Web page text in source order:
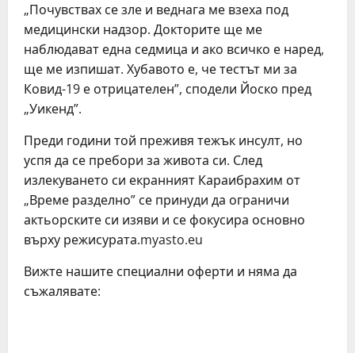
„Почувствах се зле и веднага ме взеха под
медицински надзор. Докторите ще ме
наблюдават една седмица и ако всичко е наред,
ще ме изпишат. Хубавото е, че тестът ми за
Ковид-19 е отрицателен”, сподели Йоско пред
„Уикенд”.
Преди години той преживя тежък инсулт, но
успя да се пребори за живота си. След
излекуването си екранният Караибрахим от
„Време разделно” се принуди да ограничи
актьорските си изяви и се фокусира основно
върху режисурата.myasto.eu
Вижте нашите специални оферти и няма да
съжалявате: